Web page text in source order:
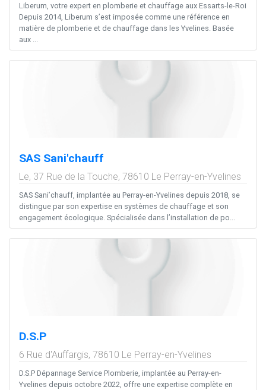
Liberum, votre expert en plomberie et chauffage aux Essarts-le-Roi
Depuis 2014, Liberum s’est imposée comme une référence en
matière de plomberie et de chauffage dans les Yvelines. Basée
aux ...
SAS Sani'chauff
Le, 37 Rue de la Touche, 78610 Le Perray-en-Yvelines
SAS Sani’chauff, implantée au Perray-en-Yvelines depuis 2018, se
distingue par son expertise en systèmes de chauffage et son
engagement écologique. Spécialisée dans l’installation de po...
D.S.P
6 Rue d'Auffargis, 78610 Le Perray-en-Yvelines
D.S.P Dépannage Service Plomberie, implantée au Perray-en-
Yvelines depuis octobre 2022, offre une expertise complète en